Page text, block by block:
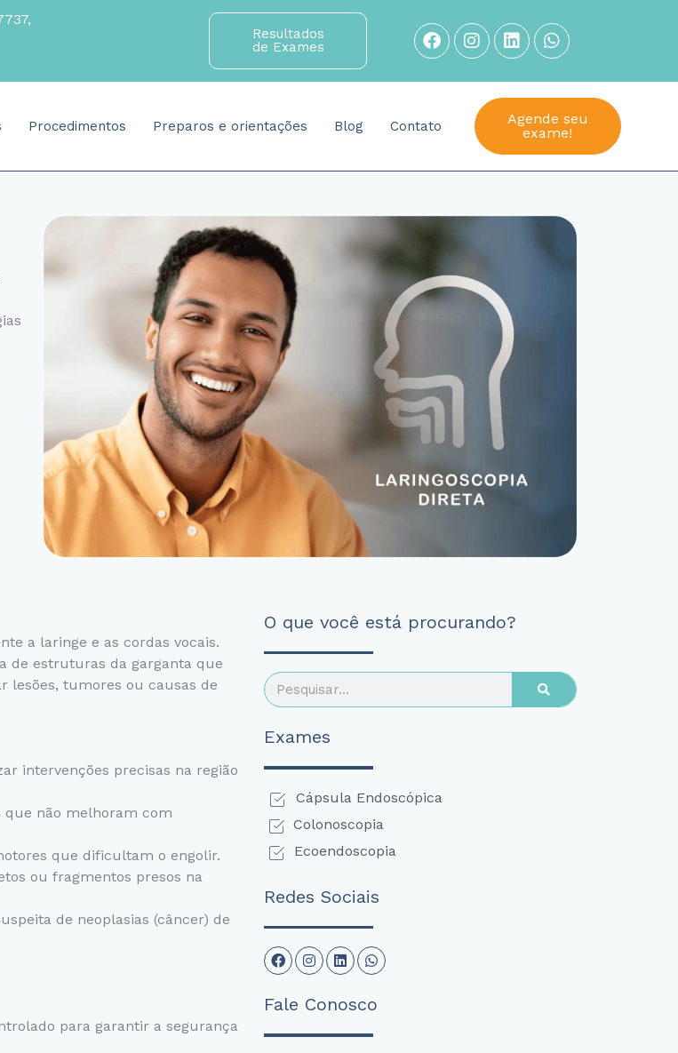
,
Resultados
de Exames
FacebookInstagram
LinkedinWhatsapp
Procedimentos Preparos e orientações Blog Contato
Agende seu
exame!
a laringe e as cordas vocais.
de estruturas da garganta que
lesões, tumores ou causas de
intervenções precisas na região
que não melhoram com
que dificultam o engolir.
ou fragmentos presos na
de neoplasias (câncer) de
para garantir a segurança
O que você está procurando?
Search
Exames
Cápsula Endoscópica
Colonoscopia
Ecoendoscopia
Redes Sociais
FacebookInstagram
LinkedinWhatsapp
Fale Conosco